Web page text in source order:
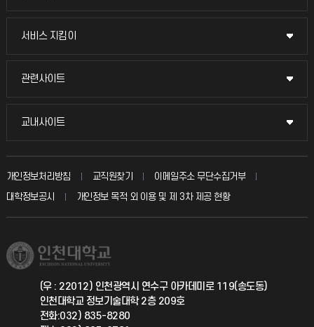
교무회의방송
입학안내
취업정보(학생)
서비스 지킴이
서비스 지킴이
묻고 답하기
칭찬마당
학생서비스 지킴이
관련사이트
관련사이트
국방헬프콜
총동문회
교내사이트
교내사이트
교수회
교육혁신본부
국제지원과
공자아카데미
개인정보처리방침 교직원찾기
이메일주소 무단수집거부
대학정보공시
개인정보 목적 외 이용 및 제 3차 제공 현황
(우 : 22012) 인천광역시 연수구 아카데미로 119(송도동)
인천대학교 정보기술대학 2층 209호
전화:032) 835-8280